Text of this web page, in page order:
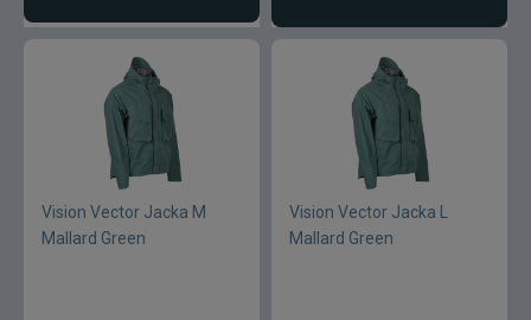
Vision Vector Jacka M
Mallard Green
Vision Vector Jacka L
Mallard Green